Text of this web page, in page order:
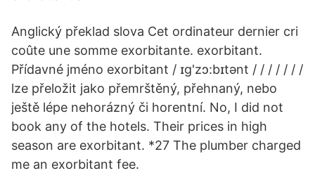
Anglický překlad slova Cet ordinateur dernier cri
coûte une somme exorbitante. exorbitant.
Přídavné jméno exorbitant / ɪg'zɔ:bɪtə­nt / / / / / / /
lze přeložit jako přemrštěný, přehnaný, nebo
ještě lépe nehorázný či horentní. No, I did not
book any of the hotels. Their prices in high
season are exorbitant. *27 The plumber charged
me an exorbitant fee.